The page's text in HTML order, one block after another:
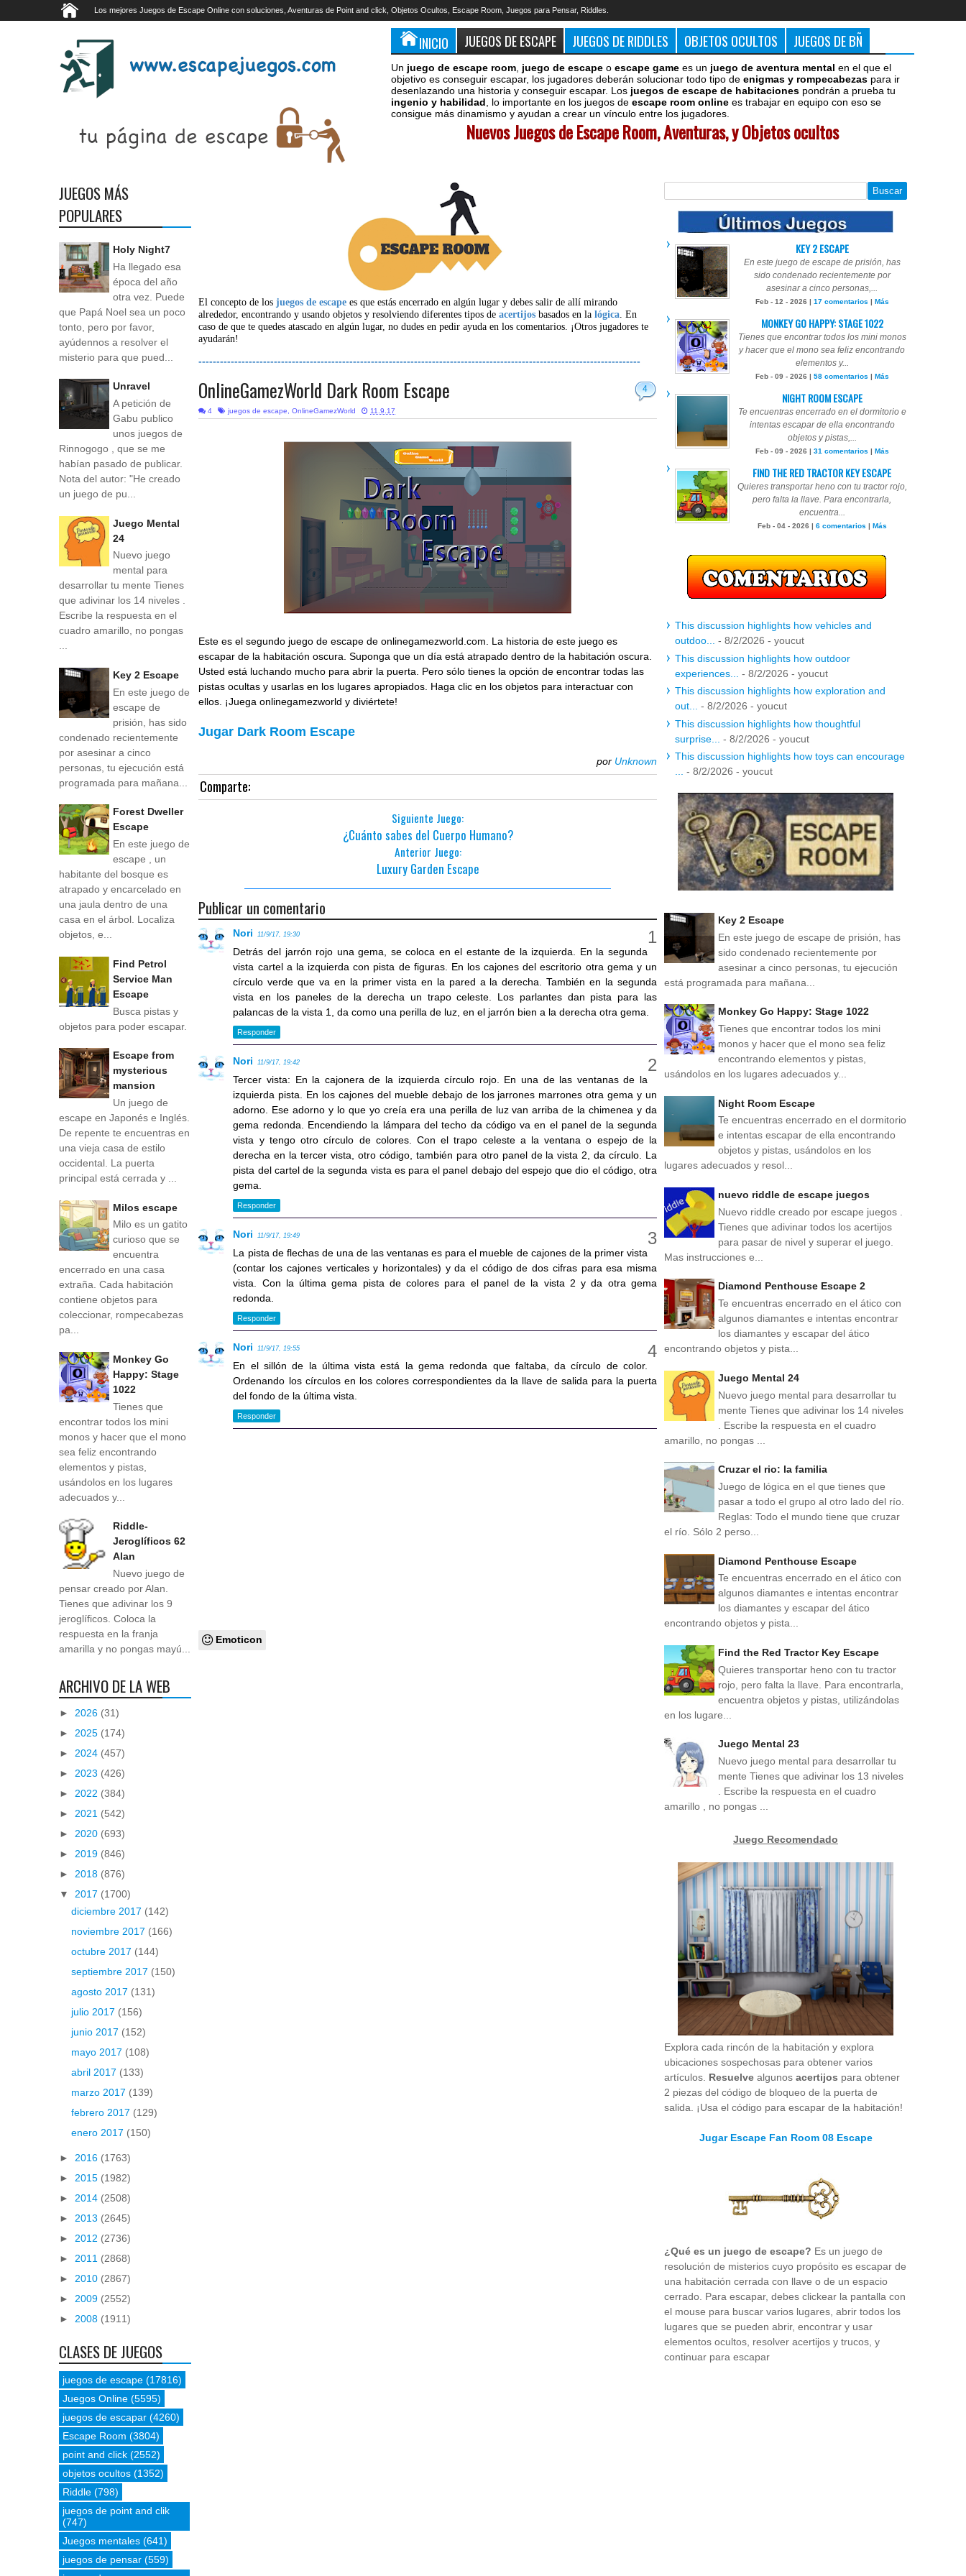
Los mejores Juegos de Escape Online con soluciones, Aventuras de Point and click, Objetos Ocultos, Escape Room, Juegos para Pensar, Riddles.
INICIO JUEGOS DE ESCAPE JUEGOS DE RIDDLES OBJETOS OCULTOS JUEGOS DE BÑ
Un juego de escape room juego de escape o escape game es un juego de aventura mental en el que el
objetivo es conseguir escapar, los jugadores deberán solucionar todo tipo de enigmas y rompecabezas para ir
desenlazando una historia y conseguir escapar. Los juegos de escape de habitaciones pondrán a prueba tu
ingenio y habilidad , lo importante en los juegos de escape room online es trabajar en equipo con eso se
consigue más dinamismo y ayudan a crear un vínculo entre los jugadores.
Nuevos Juegos de Escape Room, Aventuras, y Objetos ocultos
El concepto de losjuegos de escape es que estás encerrado en algún lugar y debes salir de allí mirando
alrededor, encontrando y usando objetos y resolviendo diferentes tipos deacertijos basados en lalógica. En
caso de que te quedes atascado en algún lugar, no dudes en pedir ayuda en los comentarios. ¡Otros jugadores te
ayudarán!
---------------------------------------------------------------------------------------------------------------------------
4
OnlineGamezWorld Dark Room Escape
4 juegos de escape OnlineGamezWorld 11.9.17
Este es el segundo juego de escape de onlinegamezworld.com. La historia de este juego es
escapar de la habitación oscura. Suponga que un día está atrapado dentro de la habitación oscura.
Usted está luchando mucho para abrir la puerta. Pero sólo tienes la opción de encontrar todas las
pistas ocultas y usarlas en los lugares apropiados. Haga clic en los objetos para interactuar con
ellos. ¡Juega onlinegamezworld y diviértete!
Jugar Dark Room Escape
por Unknown
Comparte:
Siguiente Juego:
¿Cuánto sabes del Cuerpo Humano?
Anterior Juego:
Luxury Garden Escape
Publicar un comentario
Nori 11/9/17, 19:30
Detrás del jarrón rojo una gema, se coloca en el estante de la izquierda. En la segunda
vista cartel a la izquierda con pista de figuras. En los cajones del escritorio otra gema y un
círculo verde que va en la primer vista en la pared a la derecha. También en la segunda
vista en los paneles de la derecha un trapo celeste. Los parlantes dan pista para las
palancas de la vista 1, da como una perilla de luz, en el jarrón bien a la derecha otra gema.
Responder
Nori 11/9/17, 19:42
Tercer vista: En la cajonera de la izquierda círculo rojo. En una de las ventanas de la
izquierda pista. En los cajones del mueble debajo de los jarrones marrones otra gema y un
adorno. Ese adorno y lo que yo creía era una perilla de luz van arriba de la chimenea y da
gema redonda. Encendiendo la lámpara del techo da código va en el panel de la segunda
vista y tengo otro círculo de colores. Con el trapo celeste a la ventana o espejo de la
derecha en la tercer vista, otro código, también para otro panel de la vista 2, da círculo. La
pista del cartel de la segunda vista es para el panel debajo del espejo que dio el código, otra
gema.
Responder
Nori 11/9/17, 19:49
La pista de flechas de una de las ventanas es para el mueble de cajones de la primer vista
(contar los cajones verticales y horizontales) y da el código de dos cifras para esa misma
vista. Con la última gema pista de colores para el panel de la vista 2 y da otra gema
redonda.
Responder
Nori 11/9/17, 19:55
En el sillón de la última vista está la gema redonda que faltaba, da círculo de color.
Ordenando los círculos en los colores correspondientes da la llave de salida para la puerta
del fondo de la última vista.
Responder
Emoticon
JUEGOS MÁS
POPULARES
Holy Night7
Ha llegado esa
época del año
otra vez. Puede
que Papá Noel sea un poco
tonto, pero por favor,
ayúdennos a resolver el
misterio para que pued...
Unravel
A petición de
Gabu publico
unos juegos de
Rinnogogo , que se me
habían pasado de publicar.
Nota del autor: "He creado
un juego de pu...
Juego Mental
24
Nuevo juego
mental para
desarrollar tu mente Tienes
que adivinar los 14 niveles .
Escribe la respuesta en el
cuadro amarillo, no pongas
...
Key 2 Escape
En este juego de
escape de
prisión, has sido
condenado recientemente
por asesinar a cinco
personas, tu ejecución está
programada para mañana...
Forest Dweller
Escape
En este juego de
escape , un
habitante del bosque es
atrapado y encarcelado en
una jaula dentro de una
casa en el árbol. Localiza
objetos, e...
Find Petrol
Service Man
Escape
Busca pistas y
objetos para poder escapar.
Escape from
mysterious
mansion
Un juego de
escape en Japonés e Inglés.
De repente te encuentras en
una vieja casa de estilo
occidental. La puerta
principal está cerrada y ...
Milos escape
Milo es un gatito
curioso que se
encuentra
encerrado en una casa
extraña. Cada habitación
contiene objetos para
coleccionar, rompecabezas
pa...
Monkey Go
Happy: Stage
1022
Tienes que
encontrar todos los mini
monos y hacer que el mono
sea feliz encontrando
elementos y pistas,
usándolos en los lugares
adecuados y...
Riddle-
Jeroglíficos 62
Alan
Nuevo juego de
pensar creado por Alan.
Tienes que adivinar los 9
jeroglíficos. Coloca la
respuesta en la franja
amarilla y no pongas mayú...
ARCHIVO DE LA WEB
► 2026 (31)
► 2025 (174)
► 2024 (457)
► 2023 (426)
► 2022 (384)
► 2021 (542)
► 2020 (693)
► 2019 (846)
► 2018 (876)
▼ 2017 (1700)
diciembre 2017 (142)
noviembre 2017 (166)
octubre 2017 (144)
septiembre 2017 (150)
agosto 2017 (131)
julio 2017 (156)
junio 2017 (152)
mayo 2017 (108)
abril 2017 (133)
marzo 2017 (139)
febrero 2017 (129)
enero 2017 (150)
► 2016 (1763)
► 2015 (1982)
► 2014 (2508)
► 2013 (2645)
► 2012 (2736)
► 2011 (2868)
► 2010 (2867)
► 2009 (2552)
► 2008 (1911)
CLASES DE JUEGOS
juegos de escape (17816)
Juegos Online (5595)
juegos de escapar (4260)
Escape Room (3804)
point and click (2552)
objetos ocultos (1352)
Riddle (798)
juegos de point and clik
(747)
Juegos mentales (641)
juegos de pensar (559)
KEY 2 ESCAPE
En este juego de escape de prisión, has
sido condenado recientemente por
asesinar a cinco personas,...
Feb - 12 - 2026 | 17 comentarios | Más
MONKEY GO HAPPY: STAGE 1022
Tienes que encontrar todos los mini monos
y hacer que el mono sea feliz encontrando
elementos y...
Feb - 09 - 2026 | 58 comentarios | Más
NIGHT ROOM ESCAPE
Te encuentras encerrado en el dormitorio e
intentas escapar de ella encontrando
objetos y pistas,...
Feb - 09 - 2026 | 31 comentarios | Más
FIND THE RED TRACTOR KEY ESCAPE
Quieres transportar heno con tu tractor rojo,
pero falta la llave. Para encontrarla,
encuentra...
Feb - 04 - 2026 | 6 comentarios | Más
This discussion highlights how vehicles and
outdoo...
- 8/2/2026 - youcut
This discussion highlights how outdoor
experiences...
- 8/2/2026 - youcut
This discussion highlights how exploration and
out...
- 8/2/2026 - youcut
This discussion highlights how thoughtful
surprise...
- 8/2/2026 - youcut
This discussion highlights how toys can encourage
- 8/2/2026 - youcut
Key 2 Escape
En este juego de escape de prisión, has
sido condenado recientemente por
asesinar a cinco personas, tu ejecución
está programada para mañana...
Monkey Go Happy: Stage 1022
Tienes que encontrar todos los mini
monos y hacer que el mono sea feliz
encontrando elementos y pistas,
usándolos en los lugares adecuados y...
Night Room Escape
Te encuentras encerrado en el dormitorio
e intentas escapar de ella encontrando
objetos y pistas, usándolos en los
lugares adecuados y resol...
nuevo riddle de escape juegos
Nuevo riddle creado por escape juegos .
Tienes que adivinar todos los acertijos
para pasar de nivel y superar el juego.
Mas instrucciones e...
Diamond Penthouse Escape 2
Te encuentras encerrado en el ático con
algunos diamantes e intentas encontrar
los diamantes y escapar del ático
encontrando objetos y pista...
Juego Mental 24
Nuevo juego mental para desarrollar tu
mente Tienes que adivinar los 14 niveles
. Escribe la respuesta en el cuadro
amarillo, no pongas ...
Cruzar el rio: la familia
Juego de lógica en el que tienes que
pasar a todo el grupo al otro lado del río.
Reglas: Todo el mundo tiene que cruzar
el río. Sólo 2 perso...
Diamond Penthouse Escape
Te encuentras encerrado en el ático con
algunos diamantes e intentas encontrar
los diamantes y escapar del ático
encontrando objetos y pista...
Find the Red Tractor Key Escape
Quieres transportar heno con tu tractor
rojo, pero falta la llave. Para encontrarla,
encuentra objetos y pistas, utilizándolas
en los lugare...
Juego Mental 23
Nuevo juego mental para desarrollar tu
mente Tienes que adivinar los 13 niveles
. Escribe la respuesta en el cuadro
amarillo , no pongas ...
Juego Recomendado
Explora cada rincón de la habitación y explora
ubicaciones sospechosas para obtener varios
artículos. Resuelve algunos acertijos para obtener
2 piezas del código de bloqueo de la puerta de
salida. ¡Usa el código para escapar de la habitación!
Jugar Escape Fan Room 08 Escape
¿Qué es un juego de escape? Es un juego de
resolución de misterios cuyo propósito es escapar de
una habitación cerrada con llave o de un espacio
cerrado. Para escapar, debes clickear la pantalla con
el mouse para buscar varios lugares, abrir todos los
lugares que se pueden abrir, encontrar y usar
elementos ocultos, resolver acertijos y trucos, y
continuar para escapar